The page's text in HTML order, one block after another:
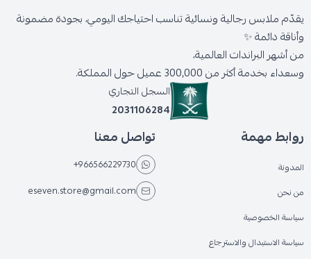
يقدّم ملابس رجالية ونسائية تناسب احتياجك اليومي، بجودة مضمونة
وأناقة دائمة ✨
من أشهر البراندات العالمية،
وسعداء بخدمة أكثر من 300,000 عميل حول المملكة.
السجل التجاري
2031106284
روابط مهمة
المدونة
من نحن
سياسة الخصوصية
سياسة الاستبدال والاسترجاع
تواصل معنا
+966566229730
eseven.store@gmail.com